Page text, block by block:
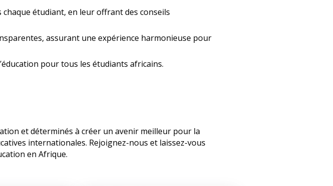
étudiant, en leur offrant des conseils
assurant une expérience harmonieuse pour
pour tous les étudiants africains.
et déterminés à créer un avenir meilleur pour la
internationales. Rejoignez-nous et laissez-vous
en Afrique.